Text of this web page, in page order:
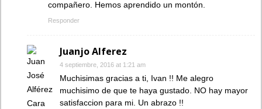
compañero. Hemos aprendido un montón.
Responder
Juanjo Alferez
4 septiembre, 2016 at 1:21 am
Muchisimas gracias a ti, Ivan !! Me alegro
muchisimo de que te haya gustado. NO hay mayor
satisfaccion para mi. Un abrazo !!